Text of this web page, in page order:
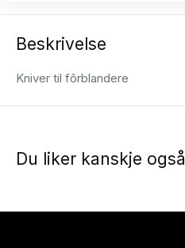
Beskrivelse
Kniver til fôrblandere
Du liker kanskje også